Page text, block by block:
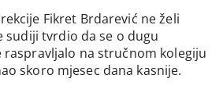
Fikret Brdarević ne želi
sudiji tvrdio da se o dugu
raspravljalo na stručnom kolegiju
skoro mjesec dana kasnije.